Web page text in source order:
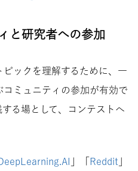
と研究者への参加
ックを理解するために、一
ミュニティの参加が有効で
る場として、コンテストへ
Reddit